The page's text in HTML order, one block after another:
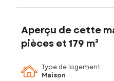
Aperçu de cette
pièces et 179 m²
Type de logement :
Maison